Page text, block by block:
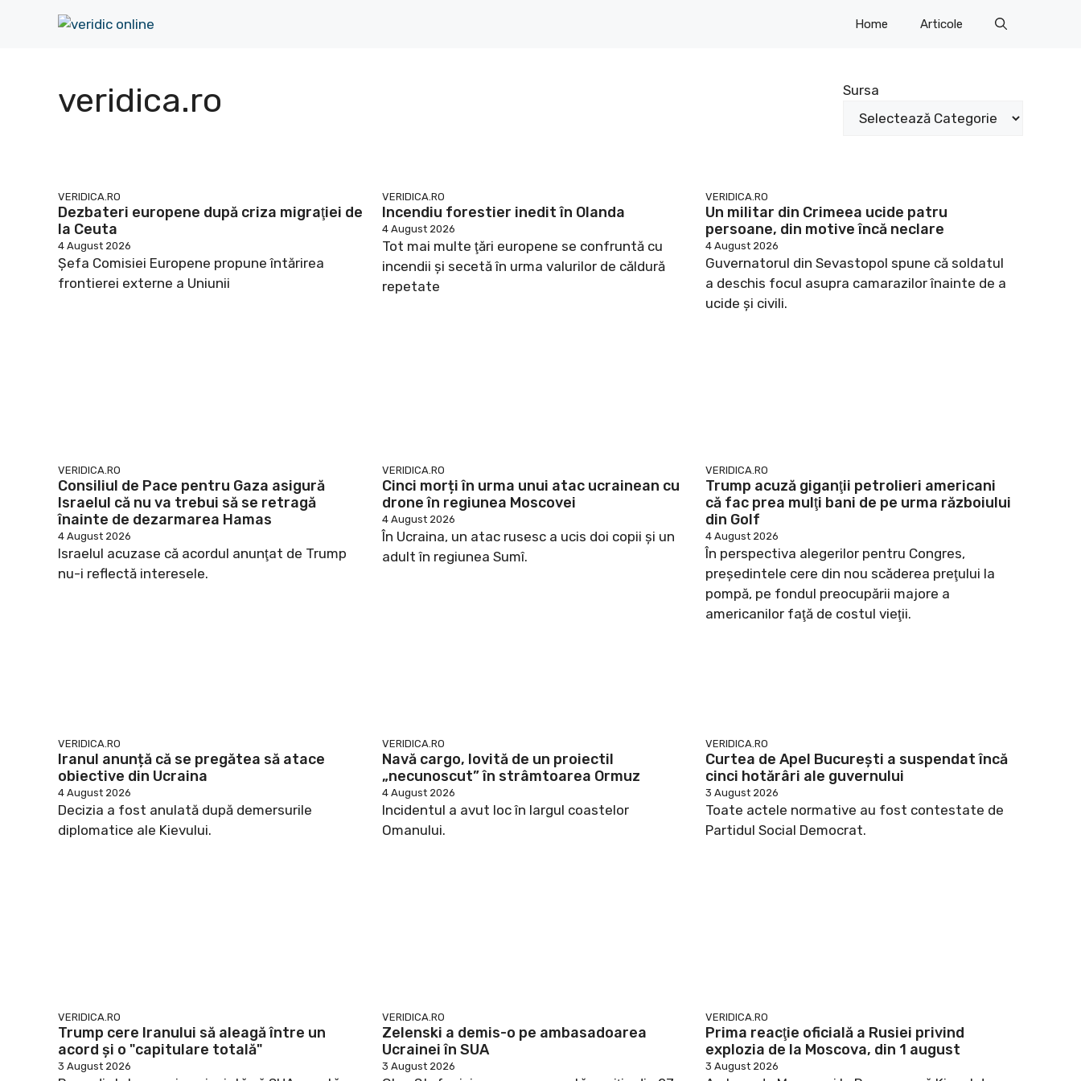
Home Articole
veridica.ro Sursa
VERIDICA.RO
Dezbateri europene după criza migraţiei de
la Ceuta
4 August 2026
Şefa Comisiei Europene propune întărirea
frontierei externe a Uniunii
VERIDICA.RO
Incendiu forestier inedit în Olanda
4 August 2026
Tot mai multe ţări europene se confruntă cu
incendii şi secetă în urma valurilor de căldură
repetate
VERIDICA.RO
Un militar din Crimeea ucide patru
persoane, din motive încă neclare
4 August 2026
Guvernatorul din Sevastopol spune că soldatul
a deschis focul asupra camarazilor înainte de a
ucide şi civili.
VERIDICA.RO
Consiliul de Pace pentru Gaza asigură
Israelul că nu va trebui să se retragă
înainte de dezarmarea Hamas
4 August 2026
Israelul acuzase că acordul anunţat de Trump
nu-i reflectă interesele.
VERIDICA.RO
Cinci morți în urma unui atac ucrainean cu
drone în regiunea Moscovei
4 August 2026
În Ucraina, un atac rusesc a ucis doi copii și un
adult în regiunea Sumî.
VERIDICA.RO
Trump acuză giganţii petrolieri americani
că fac prea mulţi bani de pe urma războiului
din Golf
4 August 2026
În perspectiva alegerilor pentru Congres,
preşedintele cere din nou scăderea preţului la
pompă, pe fondul preocupării majore a
americanilor faţă de costul vieţii.
VERIDICA.RO
Iranul anunță că se pregătea să atace
obiective din Ucraina
4 August 2026
Decizia a fost anulată după demersurile
diplomatice ale Kievului.
VERIDICA.RO
Navă cargo, lovită de un proiectil
„necunoscut” în strâmtoarea Ormuz
4 August 2026
Incidentul a avut loc în largul coastelor
Omanului.
VERIDICA.RO
Curtea de Apel București a suspendat încă
cinci hotărâri ale guvernului
3 August 2026
Toate actele normative au fost contestate de
Partidul Social Democrat.
VERIDICA.RO
Trump cere Iranului să aleagă între un
acord și o "capitulare totală"
3 August 2026
VERIDICA.RO
Zelenski a demis-o pe ambasadoarea
Ucrainei în SUA
3 August 2026
VERIDICA.RO
Prima reacţie oficială a Rusiei privind
explozia de la Moscova, din 1 august
3 August 2026